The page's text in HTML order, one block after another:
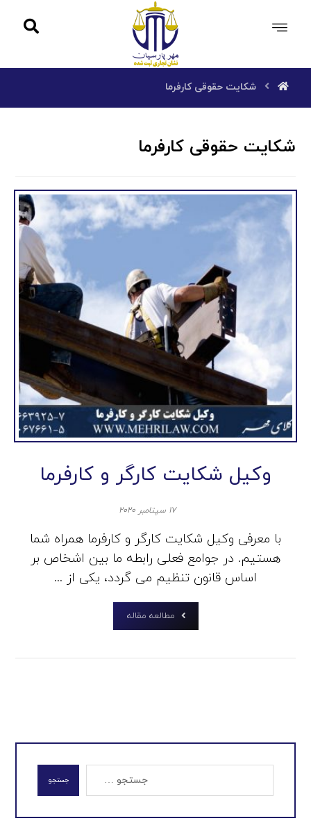
شکایت حقوقی کارفرما
شکایت حقوقی کارفرما
وکیل شکایت کارگر و کارفرما
۱۷ سپتامبر ۲۰۲۰
با معرفی وکیل شکایت کارگر و کارفرما همراه شما
هستیم. در جوامع فعلی رابطه ما بین اشخاص بر
اساس قانون تنظیم می گردد، یکی از ...
مطالعه مقاله
جستجو